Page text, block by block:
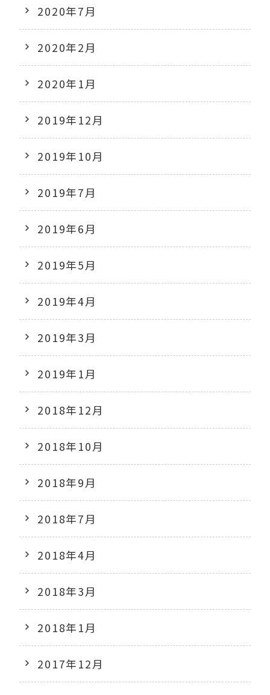
2020年7月
2020年2月
2020年1月
2019年12月
2019年10月
2019年7月
2019年6月
2019年5月
2019年4月
2019年3月
2019年1月
2018年12月
2018年10月
2018年9月
2018年7月
2018年4月
2018年3月
2018年1月
2017年12月